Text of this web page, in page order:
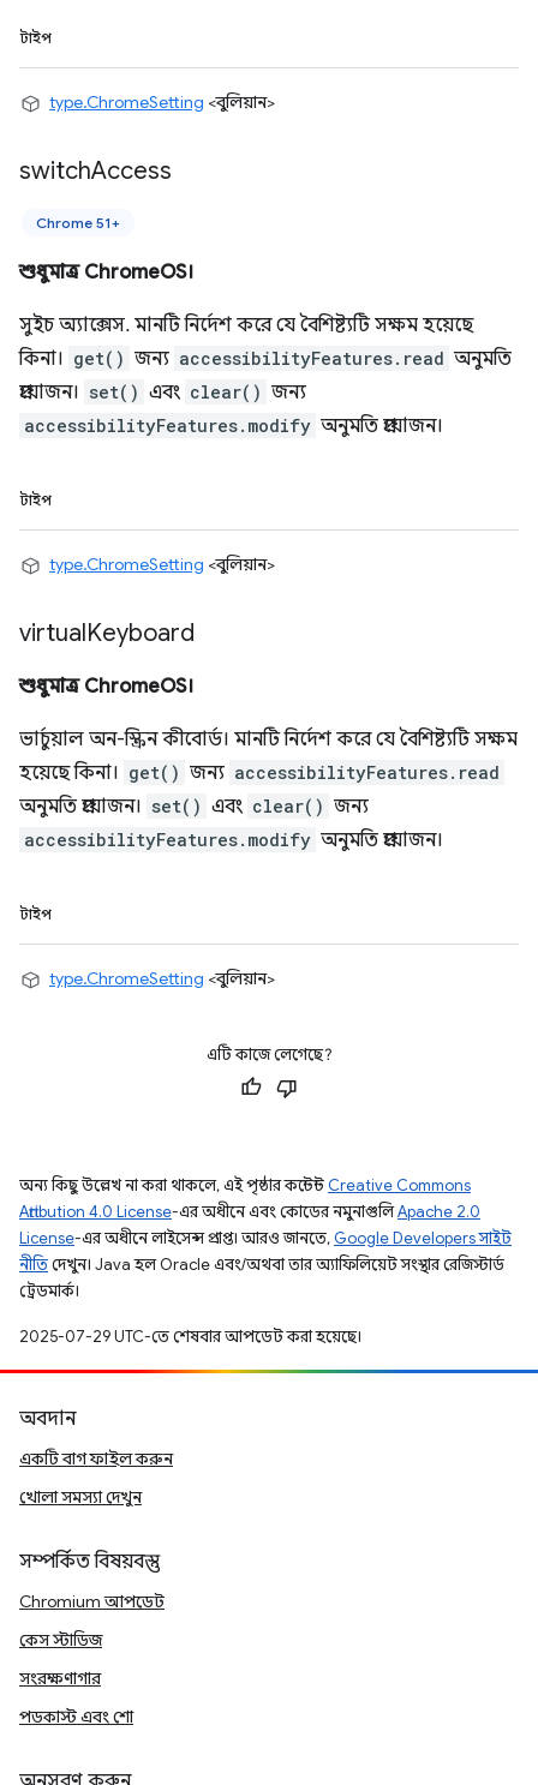
টাইপ
type.ChromeSetting <বুলিয়ান>
switchAccess
Chrome 51+
শুধুমাত্র ChromeOS।
সুইচ অ্যাক্সেস. মানটি নির্দেশ করে যে বৈশিষ্ট্যটি সক্ষম হয়েছে
কিনা। get() জন্য accessibilityFeatures.read অনুমতি
প্রয়োজন। set() এবং clear() জন্য
accessibilityFeatures.modify অনুমতি প্রয়োজন।
টাইপ
type.ChromeSetting <বুলিয়ান>
virtualKeyboard
শুধুমাত্র ChromeOS।
ভার্চুয়াল অন-স্ক্রিন কীবোর্ড। মানটি নির্দেশ করে যে বৈশিষ্ট্যটি সক্ষম
হয়েছে কিনা। get() জন্য accessibilityFeatures.read
অনুমতি প্রয়োজন। set() এবং clear() জন্য
accessibilityFeatures.modify অনুমতি প্রয়োজন।
টাইপ
type.ChromeSetting <বুলিয়ান>
এটি কাজে লেগেছে?
অন্য কিছু উল্লেখ না করা থাকলে, এই পৃষ্ঠার কন্টেন্ট Creative Commons
Attribution 4.0 License-এর অধীনে এবং কোডের নমুনাগুলিApache 2.0
License-এর অধীনে লাইসেন্স প্রাপ্ত। আরও জানতে, Google Developers সাইট
নীতিদেখুন। Java হল Oracle এবং/অথবা তার অ্যাফিলিয়েট সংস্থার রেজিস্টার্ড
ট্রেডমার্ক।
2025-07-29 UTC-তে শেষবার আপডেট করা হয়েছে।
অবদান
একটি বাগ ফাইল করুন
খোলা সমস্যা দেখুন
সম্পর্কিত বিষয়বস্তু
Chromium আপডেট
কেস স্টাডিজ
সংরক্ষণাগার
পডকাস্ট এবং শো